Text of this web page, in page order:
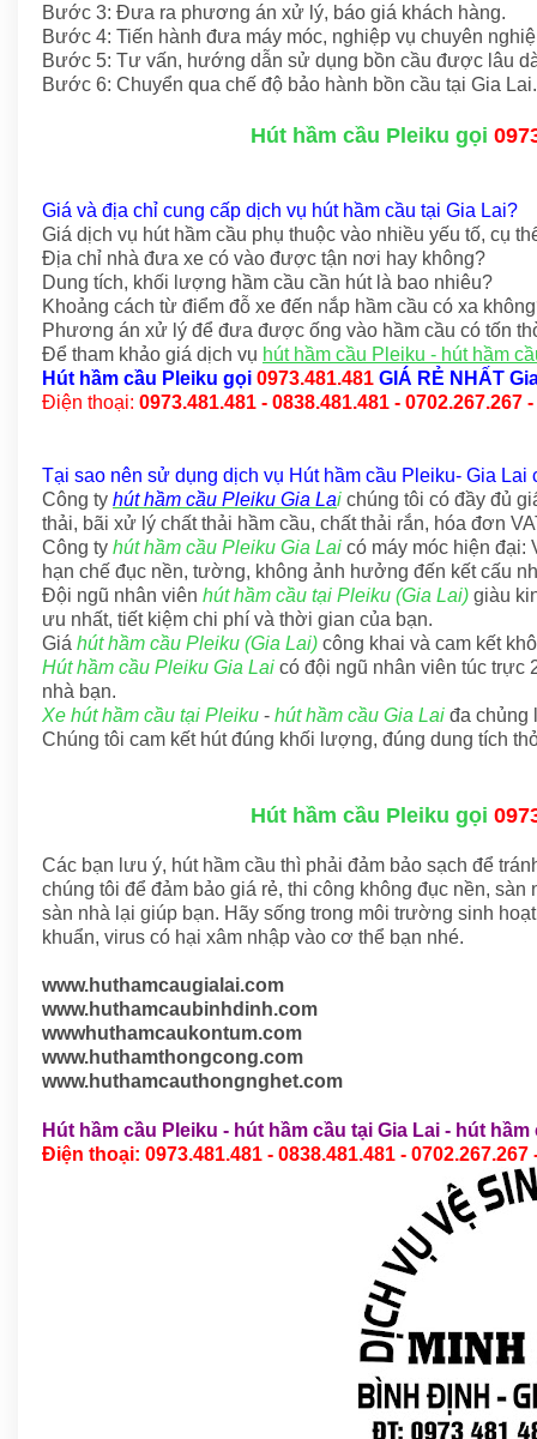
Bước 3: Đưa ra phương án xử lý, báo giá khách hàng.
Bước 4: Tiến hành đưa máy móc, nghiệp vụ chuyên
Bước 5: Tư vấn, hướng dẫn sử dụng bồn cầu được lâu
Bước 6: Chuyển qua chế độ bảo hành bồn cầu tại Gia Lai.
Hút hầm cầu Pleiku gọi
Giá và địa chỉ cung cấp dịch vụ hút hầm cầu tại Gia Lai?
Giá dịch vụ hút hầm cầu phụ thuộc vào nhiều yếu tố, cụ
Địa chỉ nhà đưa xe có vào được tận nơi hay không?
Dung tích, khối lượng hầm cầu cần hút là bao nhiêu?
Khoảng cách từ điểm đỗ xe đến nắp hầm cầu có xa
Phương án xử lý để đưa được ống vào hầm cầu có tốn
Để tham khảo giá dịch vụ hút hầm cầu Pleiku - hút hầm
Hút hầm cầu Pleiku gọi 0973.481.481 GIÁ RẺ NHẤT
Điện thoại: 0973.481.481 - 0838.481.481 - 0702.267.267
Tại sao nên sử dụng dịch vụ Hút hầm cầu Pleiku- Gia Lai
Công ty hút hầm cầu Pleiku Gia Lai chúng tôi có đầy đủ
thải, bãi xử lý chất thải hầm cầu, chất thải rắn, hóa đơn
Công ty hút hầm cầu Pleiku Gia Lai có máy móc hiện đại:
hạn chế đục nền, tường, không ảnh hưởng đến kết cấu
Đội ngũ nhân viên hút hầm cầu tại Pleiku (Gia Lai) giàu
ưu nhất, tiết kiệm chi phí và thời gian của bạn.
Giá hút hầm cầu Pleiku (Gia Lai) công khai và cam kết
Hút hầm cầu Pleiku Gia Lai có đội ngũ nhân viên túc trực
nhà bạn.
Xe hút hầm cầu tại Pleiku - hút hầm cầu Gia Lai đa chủng
Chúng tôi cam kết hút đúng khối lượng, đúng dung tích
Hút hầm cầu Pleiku gọi
Các bạn lưu ý, hút hầm cầu thì phải đảm bảo sạch để
chúng tôi để đảm bảo giá rẻ, thi công không đục nền,
sàn nhà lại giúp bạn. Hãy sống trong môi trường sinh
khuẩn, virus có hại xâm nhập vào cơ thể bạn nhé.
www.huthamcaugialai.com
www.huthamcaubinhdinh.com
wwwhuthamcaukontum.com
www.huthamthongcong.com
www.huthamcauthongnghet.com
Hút hầm cầu Pleiku - hút hầm cầu tại Gia Lai - hút hầm
Điện thoại: 0973.481.481 - 0838.481.481 - 0702.267.267